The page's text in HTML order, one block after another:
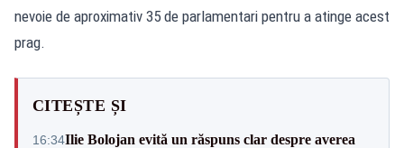
nevoie de aproximativ 35 de parlamentari pentru a atinge acest
prag.
CITEȘTE ȘI
16:34Ilie Bolojan evită un răspuns clar despre averea